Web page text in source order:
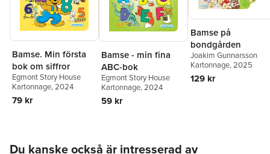
Bamse. Min första
bok om siffror
Egmont Story House
Kartonnage, 2024
79 kr
Bamse - min fina
ABC-bok
Egmont Story House
Kartonnage, 2024
59 kr
Bamse på
bondgården
Joakim Gunnarsson
Kartonnage, 2025
129 kr
Du kanske också är intresserad av